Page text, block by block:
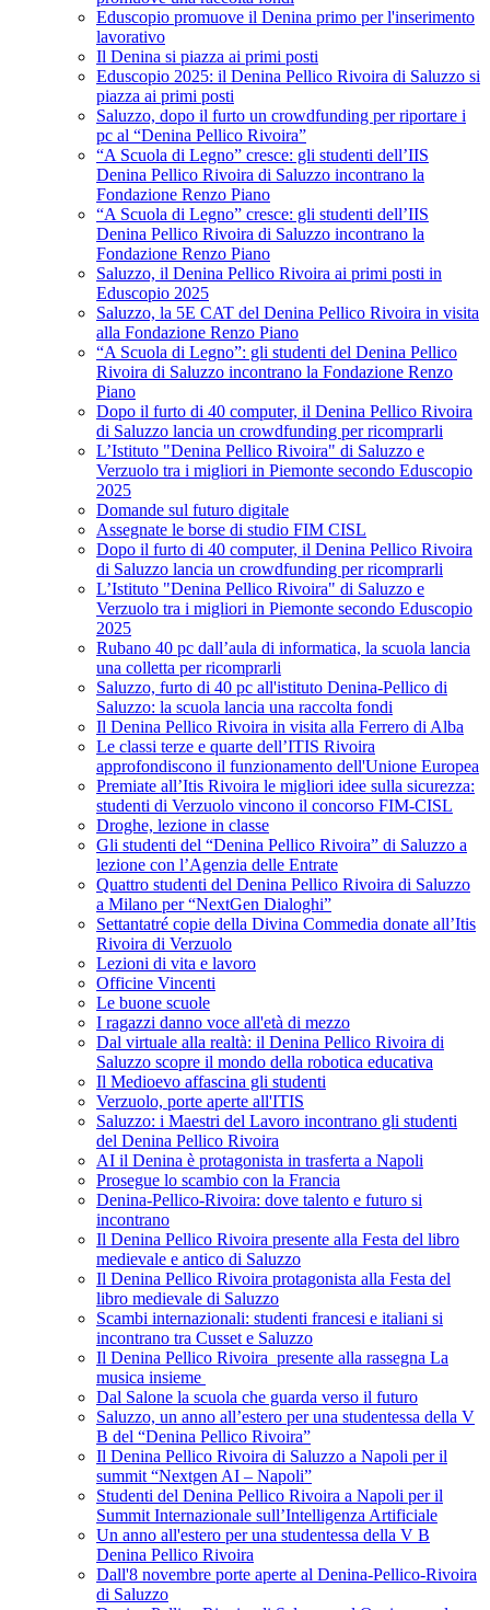
Eduscopio promuove il Denina primo per l'inserimento
lavorativo
Il Denina si piazza ai primi posti
Eduscopio 2025: il Denina Pellico Rivoira di Saluzzo si
piazza ai primi posti
Saluzzo, dopo il furto un crowdfunding per riportare i
pc al “Denina Pellico Rivoira”
“A Scuola di Legno” cresce: gli studenti dell’IIS
Denina Pellico Rivoira di Saluzzo incontrano la
Fondazione Renzo Piano
“A Scuola di Legno” cresce: gli studenti dell’IIS
Denina Pellico Rivoira di Saluzzo incontrano la
Fondazione Renzo Piano
Saluzzo, il Denina Pellico Rivoira ai primi posti in
Eduscopio 2025
Saluzzo, la 5E CAT del Denina Pellico Rivoira in visita
alla Fondazione Renzo Piano
“A Scuola di Legno”: gli studenti del Denina Pellico
Rivoira di Saluzzo incontrano la Fondazione Renzo
Piano
Dopo il furto di 40 computer, il Denina Pellico Rivoira
di Saluzzo lancia un crowdfunding per ricomprarli
L’Istituto "Denina Pellico Rivoira" di Saluzzo e
Verzuolo tra i migliori in Piemonte secondo Eduscopio
2025
Domande sul futuro digitale
Assegnate le borse di studio FIM CISL
Dopo il furto di 40 computer, il Denina Pellico Rivoira
di Saluzzo lancia un crowdfunding per ricomprarli
L’Istituto "Denina Pellico Rivoira" di Saluzzo e
Verzuolo tra i migliori in Piemonte secondo Eduscopio
2025
Rubano 40 pc dall’aula di informatica, la scuola lancia
una colletta per ricomprarli
Saluzzo, furto di 40 pc all'istituto Denina-Pellico di
Saluzzo: la scuola lancia una raccolta fondi
Il Denina Pellico Rivoira in visita alla Ferrero di Alba
Le classi terze e quarte dell’ITIS Rivoira
approfondiscono il funzionamento dell'Unione Europea
Premiate all’Itis Rivoira le migliori idee sulla sicurezza:
studenti di Verzuolo vincono il concorso FIM-CISL
Droghe, lezione in classe
Gli studenti del “Denina Pellico Rivoira” di Saluzzo a
lezione con l’Agenzia delle Entrate
Quattro studenti del Denina Pellico Rivoira di Saluzzo
a Milano per “NextGen Dialoghi”
Settantatré copie della Divina Commedia donate all’Itis
Rivoira di Verzuolo
Lezioni di vita e lavoro
Officine Vincenti
Le buone scuole
I ragazzi danno voce all'età di mezzo
Dal virtuale alla realtà: il Denina Pellico Rivoira di
Saluzzo scopre il mondo della robotica educativa
Il Medioevo affascina gli studenti
Verzuolo, porte aperte all'ITIS
Saluzzo: i Maestri del Lavoro incontrano gli studenti
del Denina Pellico Rivoira
AI il Denina è protagonista in trasferta a Napoli
Prosegue lo scambio con la Francia
Denina-Pellico-Rivoira: dove talento e futuro si
incontrano
Il Denina Pellico Rivoira presente alla Festa del libro
medievale e antico di Saluzzo
Il Denina Pellico Rivoira protagonista alla Festa del
libro medievale di Saluzzo
Scambi internazionali: studenti francesi e italiani si
incontrano tra Cusset e Saluzzo
Il Denina Pellico Rivoira presente alla rassegna La
musica insieme
Dal Salone la scuola che guarda verso il futuro
Saluzzo, un anno all’estero per una studentessa della V
B del “Denina Pellico Rivoira”
Il Denina Pellico Rivoira di Saluzzo a Napoli per il
summit “Nextgen AI – Napoli”
Studenti del Denina Pellico Rivoira a Napoli per il
Summit Internazionale sull’Intelligenza Artificiale
Un anno all'estero per una studentessa della V B
Denina Pellico Rivoira
Dall'8 novembre porte aperte al Denina-Pellico-Rivoira
di Saluzzo